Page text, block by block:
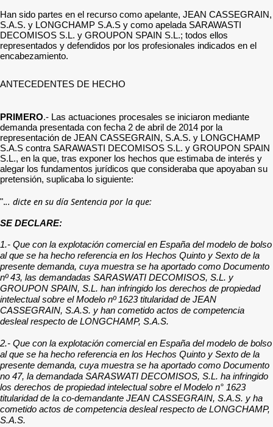
Han sido partes en el recurso como apelante, JEAN CASSEGRAIN,
S.A.S. y LONGCHAMP S.A.S y como apelada SARAWASTI
DECOMISOS S.L. y GROUPON SPAIN S.L.; todos ellos
representados y defendidos por los profesionales indicados en el
encabezamiento.
ANTECEDENTES DE HECHO
PRIMERO.- Las actuaciones procesales se iniciaron mediante
demanda presentada con fecha 2 de abril de 2014 por la
representación de JEAN CASSEGRAIN, S.A.S. y LONGCHAMP
S.A.S contra SARAWASTI DECOMISOS S.L. y GROUPON SPAIN
S.L., en la que, tras exponer los hechos que estimaba de interés y
alegar los fundamentos jurídicos que consideraba que apoyaban su
pretensión, suplicaba lo siguiente:
"... dicte en su día Sentencia por la que:
SE DECLARE:
1.- Que con la explotación comercial en España del modelo de bolso
al que se ha hecho referencia en los Hechos Quinto y Sexto de la
presente demanda, cuya muestra se ha aportado como Documento
nº 43, las demandadas SARASWATI DECOMISOS, S.L. y
GROUPON SPAIN, S.L. han infringido los derechos de propiedad
intelectual sobre el Modelo nº 1623 titularidad de JEAN
CASSEGRAIN, S.A.S. y han cometido actos de competencia
desleal respecto de LONGCHAMP, S.A.S.
2.- Que con la explotación comercial en España del modelo de bolso
al que se ha hecho referencia en los Hechos Quinto y Sexto de la
presente demanda, cuya muestra se ha aportado como Documento
no 47, la demandada SARASWATI DECOMISOS, S.L. ha infringido
los derechos de propiedad intelectual sobre el Modelo n° 1623
titularidad de la co-demandante JEAN CASSEGRAIN, S.A.S. y ha
cometido actos de competencia desleal respecto de LONGCHAMP,
S.A.S.